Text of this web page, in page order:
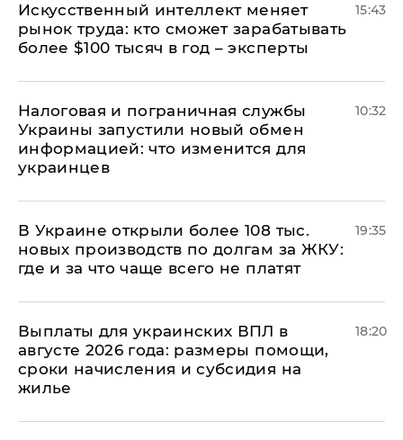
Искусственный интеллект меняет
рынок труда: кто сможет зарабатывать
более $100 тысяч в год – эксперты
15:43
Налоговая и пограничная службы
Украины запустили новый обмен
информацией: что изменится для
украинцев
10:32
В Украине открыли более 108 тыс.
новых производств по долгам за ЖКУ:
где и за что чаще всего не платят
19:35
Выплаты для украинских ВПЛ в
августе 2026 года: размеры помощи,
сроки начисления и субсидия на
жилье
18:20